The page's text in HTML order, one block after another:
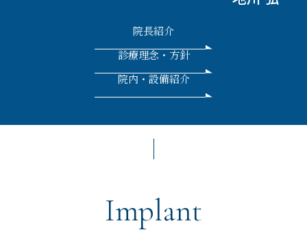
院長紹介
診療理念・方針
院内・設備紹介
Implant